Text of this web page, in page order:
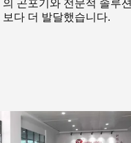
의 곤포기와 전문적 솔루션
보다 더 발달했습니다.